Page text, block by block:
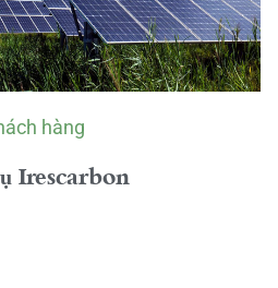
hàng
Irescarbon